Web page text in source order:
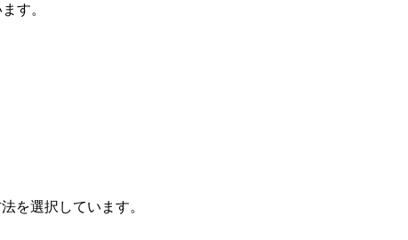
す。
を選択しています。